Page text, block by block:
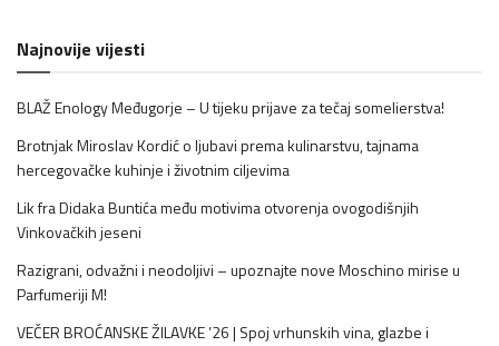
Najnovije vijesti
BLAŽ Enology Međugorje – U tijeku prijave za tečaj somelierstva!
Brotnjak Miroslav Kordić o ljubavi prema kulinarstvu, tajnama
hercegovačke kuhinje i životnim ciljevima
Lik fra Didaka Buntića među motivima otvorenja ovogodišnjih
Vinkovačkih jeseni
Razigrani, odvažni i neodoljivi – upoznajte nove Moschino mirise u
Parfumeriji M!
VEČER BROĆANSKE ŽILAVKE ’26 | Spoj vrhunskih vina, glazbe i